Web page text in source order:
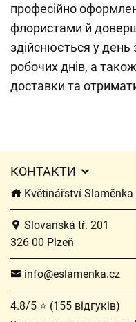
професійно
флористами й
здійснюється у
робочих днів, а
доставки та
КОНТАКТИ
Květinářství Slaměnka
Slovanská tř. 201
326 00 Plzeň
info@eslamenka.cz
4.8/5 ⭐ (155 відгуків)